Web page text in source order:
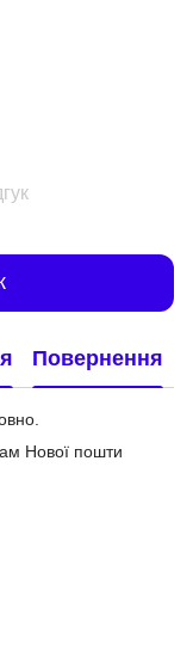
Повернення
Нової пошти